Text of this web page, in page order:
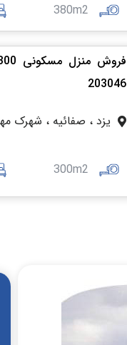
380m2
203046
یزد ، صفائیه ، شهرک
300m2